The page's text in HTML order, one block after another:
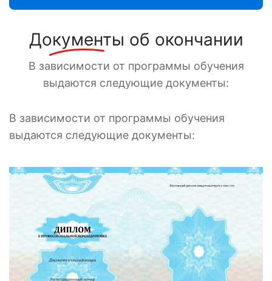
Документы об окончании
В зависимости от программы обучения
выдаются следующие документы:
В зависимости от программы обучения
выдаются следующие документы: